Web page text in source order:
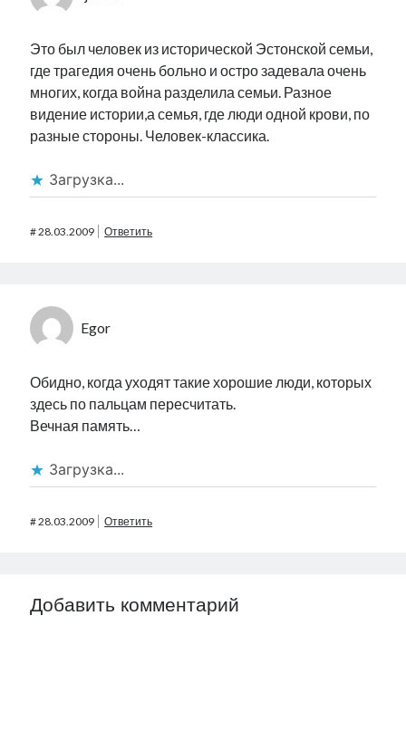
Это был человек из исторической Эстонской семьи,
где трагедия очень больно и остро задевала очень
многих, когда война разделила семьи. Разное
видение истории,а семья, где люди одной крови, по
разные стороны. Человек-классика.
Загрузка...
#28.03.2009 Ответить
Egor
Обидно, когда уходят такие хорошие люди, которых
здесь по пальцам пересчитать.
Вечная память…
Загрузка...
#28.03.2009 Ответить
Добавить комментарий